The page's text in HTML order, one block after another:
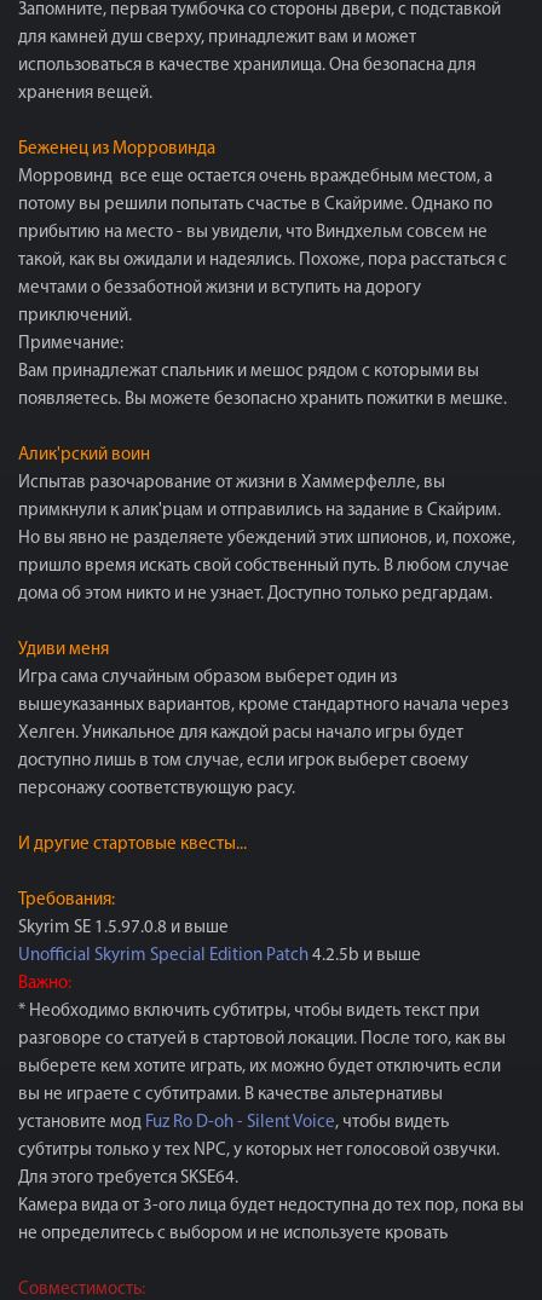
Запомните, первая тумбочка со стороны двери, с подставкой
для камней душ сверху, принадлежит вам и может
использоваться в качестве хранилища. Она безопасна для
хранения вещей.
Беженец из Морровинда
Морровинд все еще остается очень враждебным местом, а
потому вы решили попытать счастье в Скайриме. Однако по
прибытию на место - вы увидели, что Виндхельм совсем не
такой, как вы ожидали и надеялись. Похоже, пора расстаться с
мечтами о беззаботной жизни и вступить на дорогу
приключений.
Примечание:
Вам принадлежат спальник и мешос рядом с которыми вы
появляетесь. Вы можете безопасно хранить пожитки в мешке.
Алик'рский воин
Испытав разочарование от жизни в Хаммерфелле, вы
примкнули к алик'рцам и отправились на задание в Скайрим.
Но вы явно не разделяете убеждений этих шпионов, и, похоже,
пришло время искать свой собственный путь. В любом случае
дома об этом никто и не узнает. Доступно только редгардам.
Удиви меня
Игра сама случайным образом выберет один из
вышеуказанных вариантов, кроме стандартного начала через
Хелген. Уникальное для каждой расы начало игры будет
доступно лишь в том случае, если игрок выберет своему
персонажу соответствующую расу.
И другие стартовые квесты...
Требования:
Skyrim SE 1.5.97.0.8 и выше
Unofficial Skyrim Special Edition Patch 4.2.5b и выше
Важно:
* Необходимо включить субтитры, чтобы видеть текст при
разговоре со статуей в стартовой локации. После того, как вы
выберете кем хотите играть, их можно будет отключить если
вы не играете с субтитрами. В качестве альтернативы
установите мод Fuz Ro D-oh - Silent Voice, чтобы видеть
субтитры только у тех NPC, у которых нет голосовой озвучки.
Для этого требуется SKSE64.
Камера вида от 3-ого лица будет недоступна до тех пор, пока вы
не определитесь с выбором и не используете кровать
Совместимость: